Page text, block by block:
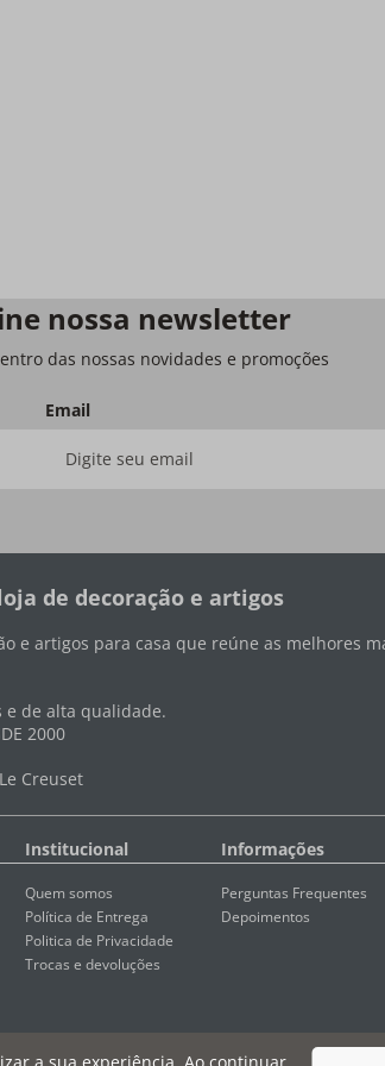
nossa newsletter
das nossas novidades e promoções
Email
de decoração e artigos
e artigos para casa que reúne as melhores
e de alta qualidade.
2000
Creuset
Institucional
Quem somos
Política de Entrega
Politica de Privacidade
Trocas e devoluções
Informações
Perguntas Frequentes
Depoimentos